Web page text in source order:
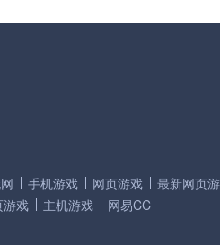
手机游戏 网页游戏 最新网页
游戏 主机游戏 网易CC